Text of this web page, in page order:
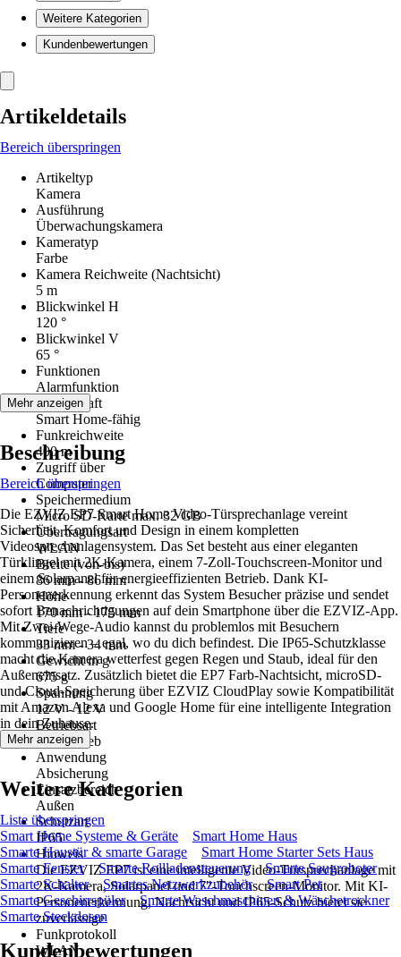
Weitere Kategorien
Kundenbewertungen
Artikeldetails
Bereich überspringen
Artikeltyp
Kamera
Ausführung
Überwachungskamera
Kameratyp
Farbe
Kamera Reichweite (Nachtsicht)
5 m
Blickwinkel H
120 °
Blickwinkel V
65 °
Funktionen
Alarmfunktion
Eigenschaft
Smart Home-fähig
Funkreichweite
400 m
Zugriff über
Computer
Speichermedium
Micro SD-Karte max. 32 GB
Übertragungsart
WLAN
Breite (von-bis)
86 mm - 86 mm
Höhe
170 mm - 175 mm
Tiefe
33 mm - 34 mm
Gewicht in g
675 g
Spannung
12 V - 12 V
Betriebsart
Netzbetrieb
Anwendung
Absicherung
Einsatzbereich
Außen
Schutzart
IP65
Hinweis
Die EZVIZ EP7 ist eine intelligente Video-Türsprechanlage mit
2K-Kamera, Solarpanel und 7"-Touchscreen-Monitor. Mit KI-
Personenerkennung, Nachtsicht und IP65-Schutz bietet sie
zuverlässige
Funkprotokoll
WLAN
Mehr anzeigen
Beschreibung
Bereich überspringen
Die EZVIZ EP7 Smart Home Video-Türsprechanlage vereint
Sicherheit, Komfort und Design in einem kompletten
Videosprechanlagensystem. Das Set besteht aus einer eleganten
Türklingel mit 2K-Kamera, einem 7-Zoll-Touchscreen-Monitor und
einem Solarpanel für energieeffizienten Betrieb. Dank KI-
Personenerkennung erkennt das System Besucher präzise und sendet
sofort Benachrichtigungen auf dein Smartphone über die EZVIZ-App.
Mit Zwei-Wege-Audio kannst du problemlos mit Besuchern
kommunizieren – egal, wo du dich befindest. Die IP65-Schutzklasse
macht die Kamera wetterfest gegen Regen und Staub, ideal für den
Außeneinsatz. Zusätzlich bietet die EP7 Farb-Nachtsicht, microSD-
und Cloud-Speicherung über EZVIZ CloudPlay sowie Kompatibilität
mit Amazon Alexa und Google Home für eine intelligente Integration
in dein Zuhause.
Mehr anzeigen
Weitere Kategorien
Liste überspringen
Smart Home Systeme & Geräte
Smart Home Haus
Smarte Haustür & smarte Garage
Smart Home Starter Sets Haus
Smarte Fenster
Smarte Rollladensteuerung
Smarte Saugroboter
Smarte Schalter
Smartes Netzwerkzubehör
Smart Pet
Smarte Geschirrspüler
Smarte Waschmaschinen & Wäschetrockner
Smarte Steckdosen
Kundenbewertungen